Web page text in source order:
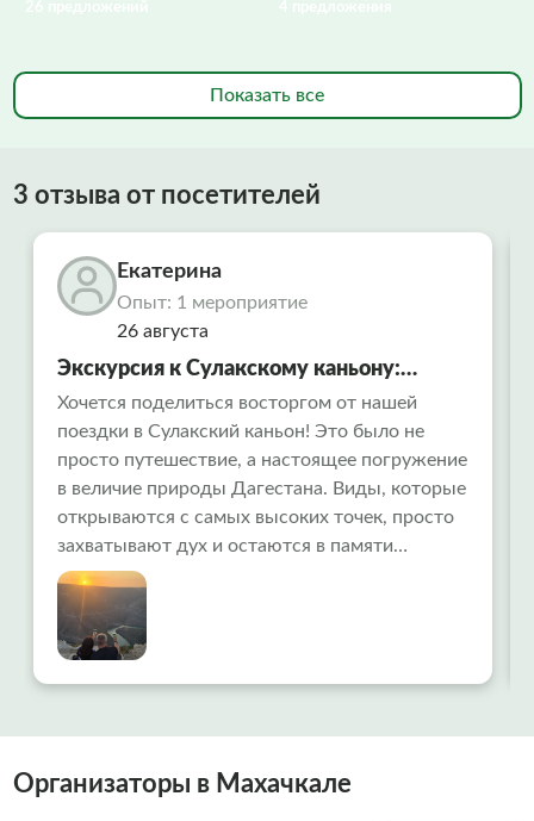
Показать все
3 отзыва от посетителей
Екатерина
Опыт: 1 мероприятие
26 августа
Экскурсия к Сулакскому каньону:
незабываемый тур из Махачкалы и
Каспийска
Хочется поделиться восторгом от нашей
поездки в Сулакский каньон! Это было не
просто путешествие, а настоящее погружение
в величие природы Дагестана. Виды, которые
открываются с самых высоких точек, просто
захватывают дух и остаются в памяти
навсегда. Отдельная и огромная
благодарность нашему экскурсоводу Мадине!
Она не просто профессионал высочайшего
класса, а человек, который искренне любит
свой край и умеет передать эту любовь
протяжении всей поездки. Что покорило
больше всего — она с легкостью
Организаторы в Махачкале